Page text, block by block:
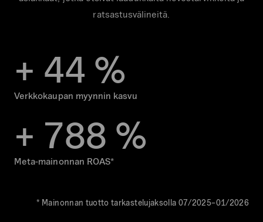
ratsastusvälineitä.
+ 44 %
Verkkokaupan myynnin kasvu
+ 788 %
Meta-mainonnan ROAS*
* Mainonnan tuotto tarkastelujaksolla 07/2025–01/2026